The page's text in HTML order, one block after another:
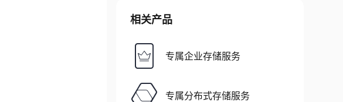
相关产品
专属企业存储服务
专属分布式存储服务